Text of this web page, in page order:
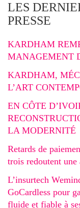
LES
PRESSE
KARDHAM
MANAGEMENT
KARDHAM,
L’ART
EN CÔTE
LA MODERNITÉ
Retards de
trois redoutent
L’insurtech
GoCardless pour
fluide et fiable à